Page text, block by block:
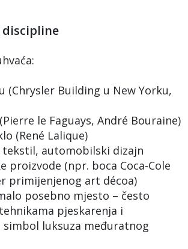
(Chrysler Building u New Yorku,
le Faguays, André Bouraine)
(René Lalique)
tekstil, automobilski dizajn
proizvode (npr. boca Coca-Cole
primijenjenog art décoa)
posebno mjesto – često
pjeskarenja i
simbol luksuza međuratnog